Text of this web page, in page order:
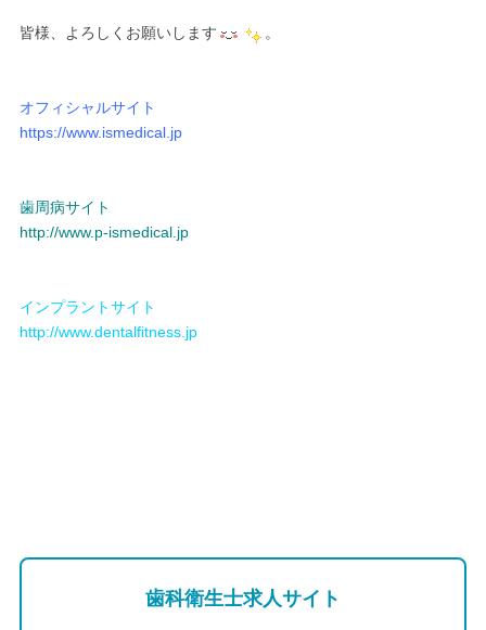
皆様、よろしくお願いします 。
オフィシャルサイト
https://www.ismedical.jp
歯周病サイト
http://www.p-ismedical.jp
インプラントサイト
http://www.dentalfitness.jp
歯科衛生士求人サイト